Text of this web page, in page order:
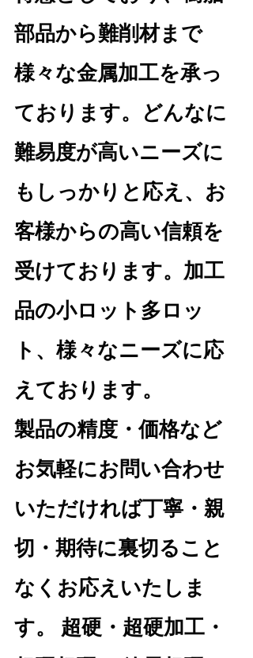
部品から難削材まで
様々な金属加工を承っ
ております。どんなに
難易度が高いニーズに
もしっかりと応え、お
客様からの高い信頼を
受けております。加工
品の小ロット多ロッ
ト、様々なニーズに応
えております。
製品の精度・価格など
お気軽にお問い合わせ
いただければ丁寧・親
切・期待に裏切ること
なくお応えいたしま
す。 超硬・超硬加工・